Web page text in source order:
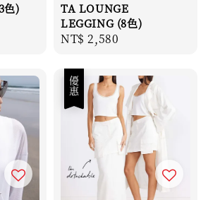
色)
TA LOUNGE
LEGGING (8色)
Regular
NT$ 2,580
優惠